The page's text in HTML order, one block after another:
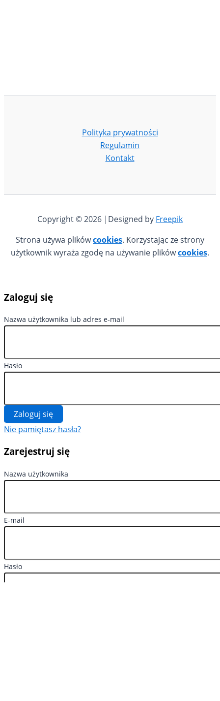
Polityka prywatności
Regulamin
Kontakt
Copyright © 2026 |Designed by Freepik
Strona używa plikówcookies. Korzystając ze strony
użytkownik wyraża zgodę na używanie plikówcookies.
Zaloguj się
Nazwa użytkownika lub adres e-mail
Hasło
Zaloguj się
Nie pamiętasz hasła?
Zarejestruj się
Nazwa użytkownika
E-mail
Hasło